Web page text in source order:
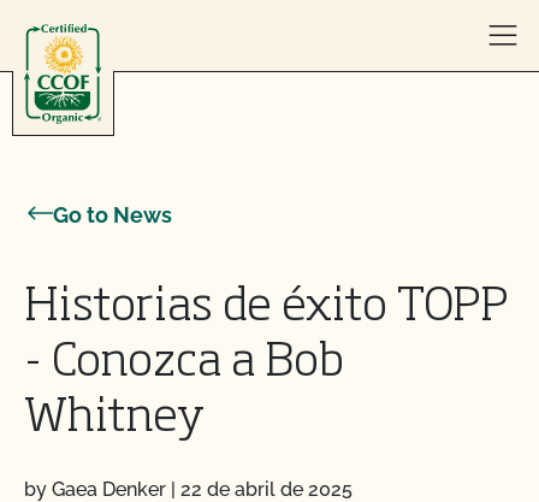
Go to News
Historias de éxito TOPP
- Conozca a Bob
Whitney
by Gaea Denker | 22 de abril de 2025